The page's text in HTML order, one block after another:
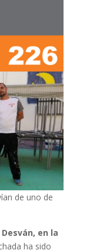
de uno de
en la
ha sido